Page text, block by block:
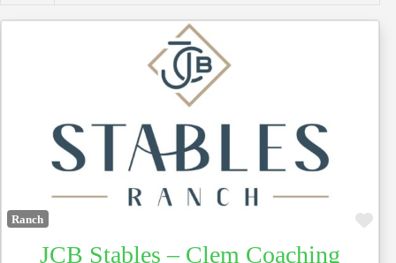
Ranch
JCB Stables – Clem Coaching